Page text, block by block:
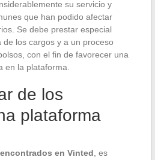
su servicio y
que han podido afectar
Se debe prestar especial
los cargos y a un proceso
con el fin de favorecer una
en la plataforma.
de los
plataforma
en Vinted, es